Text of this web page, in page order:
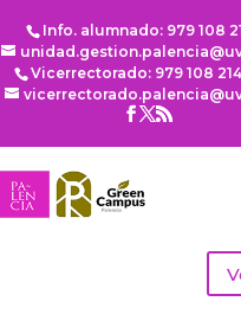
Info. alumnado: 979 108
Vicerrectorado: 979 108 214